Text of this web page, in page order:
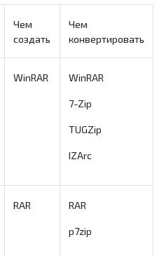
Чем
создать
Чем
конвертировать
WinRAR WinRAR
7-Zip
TUGZip
IZArc
RAR RAR
p7zip